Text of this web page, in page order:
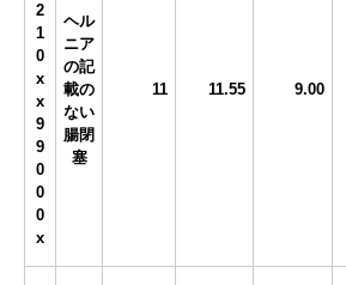
2
1
0
x
x
9
9
0
0
0
x
ヘル
ニア
の記
載の
ない
腸閉
塞
11 11.55 9.00